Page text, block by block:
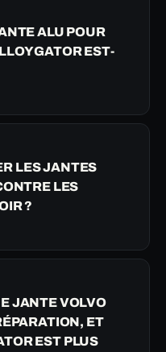
ALU POUR
EST-
LES JANTES
LES
?
JANTE VOLVO
ET
EST PLUS